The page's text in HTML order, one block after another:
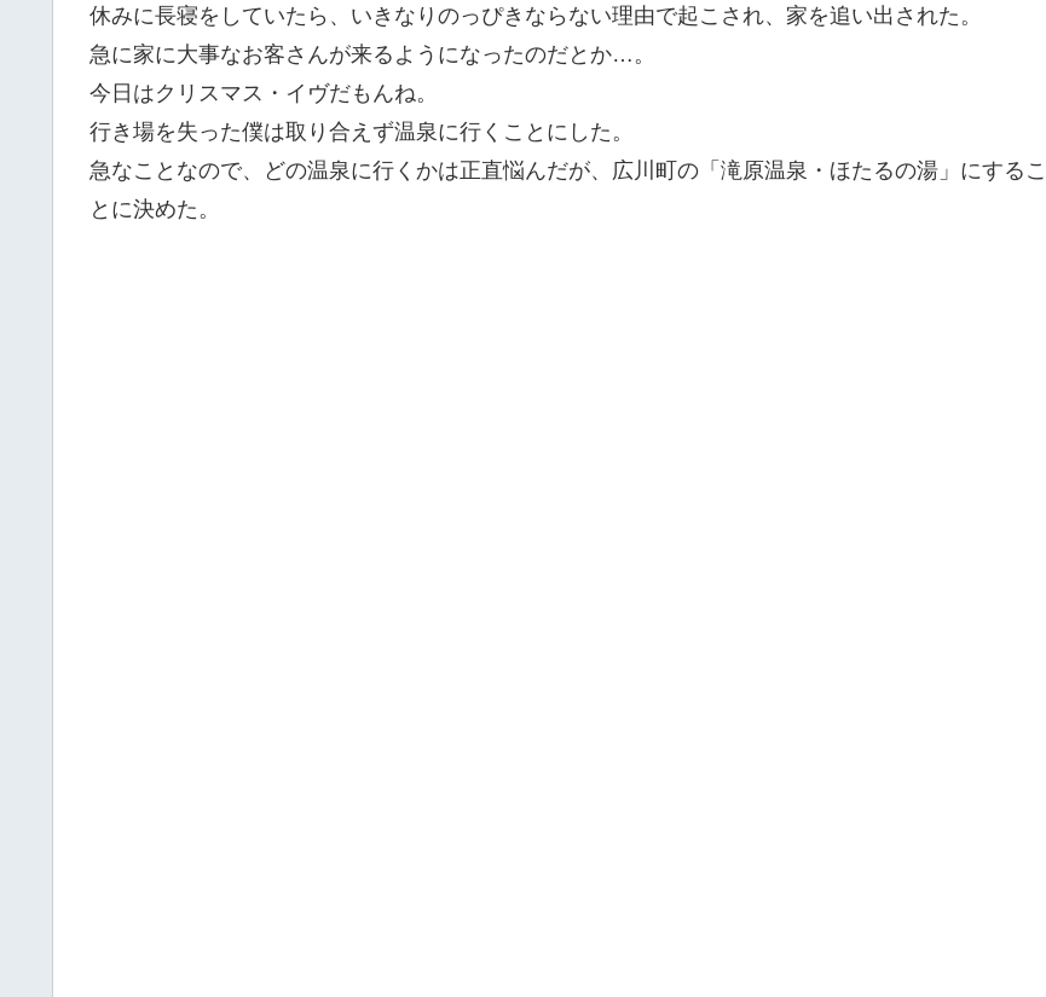
休みに長寝をしていたら、いきなりのっぴきならない理由で起こされ、家を追い出された。
急に家に大事なお客さんが来るようになったのだとか…。
今日はクリスマス・イヴだもんね。
行き場を失った僕は取り合えず温泉に行くことにした。
急なことなので、どの温泉に行くかは正直悩んだが、広川町の「滝原温泉・ほたるの湯」にするこ
とに決めた。